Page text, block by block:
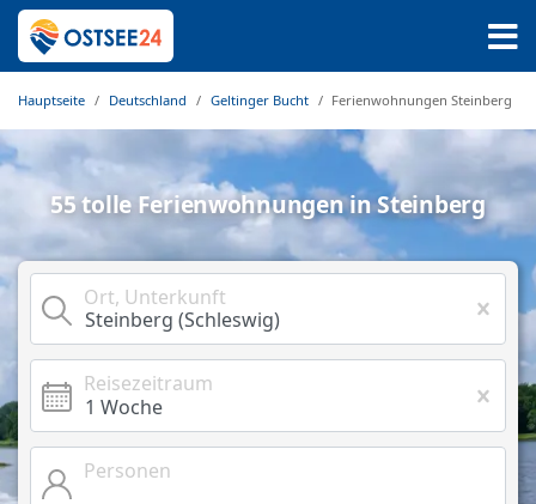
Hauptseite Deutschland Geltinger Bucht Ferienwohnungen Steinberg
55 tolle Ferienwohnungen in Steinberg
Ort, Unterkunft
Reisezeitraum
Personen